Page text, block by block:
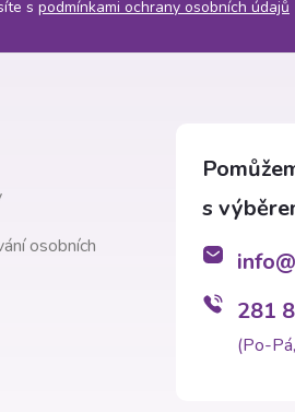
s podmínkami ochrany osobních údajů
osobních
info@
281
(Po-